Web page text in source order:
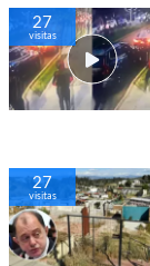
27
visitas
27
visitas